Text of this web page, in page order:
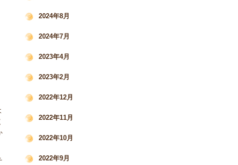
2024年8月
2024年7月
2023年4月
2023年2月
2022年12月
2022年11月
2022年10月
2022年9月